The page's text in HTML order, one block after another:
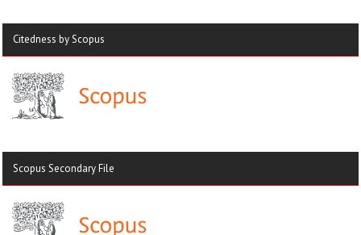
Citedness by Scopus
Scopus Secondary File